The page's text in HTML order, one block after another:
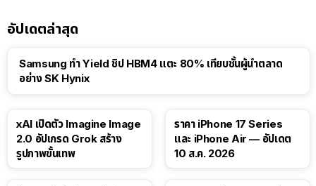
อัปเดตล่าสุด
Samsung ทำ Yield ชิป HBM4 แตะ 80% เทียบชั้นผู้นำตลาด
อย่าง SK Hynix
xAI เปิดตัว Imagine Image
2.0 อัปเกรด Grok สร้าง
รูปภาพขั้นเทพ
ราคา iPhone 17 Series
และ iPhone Air — อัปเดต
10 ส.ค. 2026